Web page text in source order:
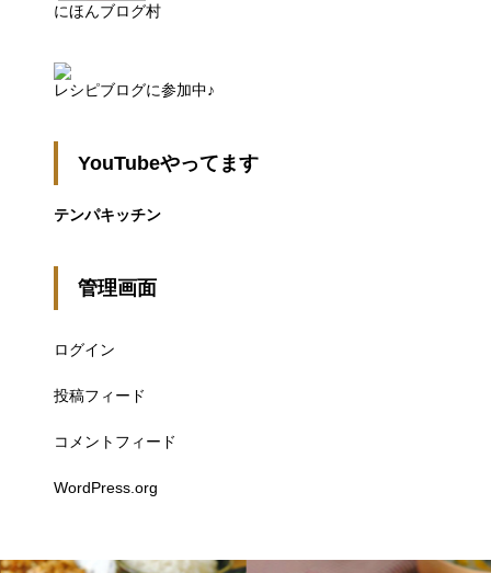
にほんブログ村
レシピブログに参加中♪
YouTubeやってます
テンパキッチン
管理画面
ログイン
投稿フィード
コメントフィード
WordPress.org